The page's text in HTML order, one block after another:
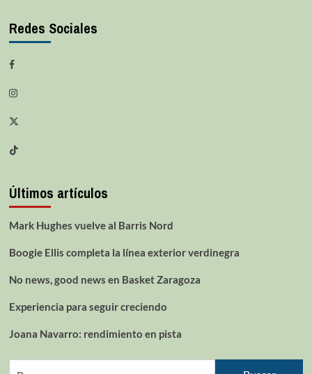
Redes Sociales
Últimos artículos
Mark Hughes vuelve al Barris Nord
Boogie Ellis completa la línea exterior verdinegra
No news, good news en Basket Zaragoza
Experiencia para seguir creciendo
Joana Navarro: rendimiento en pista